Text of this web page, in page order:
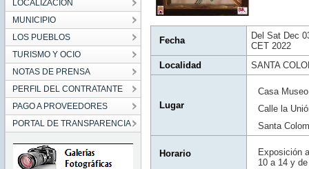
LOCALIZACION
MUNICIPIO
LOS PUEBLOS
TURISMO Y OCIO
NOTAS DE PRENSA
PERFIL DEL CONTRATANTE
PAGO A PROVEEDORES
PORTAL DE TRANSPARENCIA
Fecha
Del Sat Dec
CET 2022
Localidad
SANTA
Lugar
Casa
Calle la
Santa
Horario
Exposición
10 a 14 y